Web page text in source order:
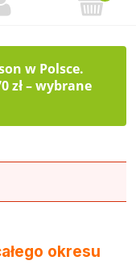
w Polsce.
zł – wybrane
okresu